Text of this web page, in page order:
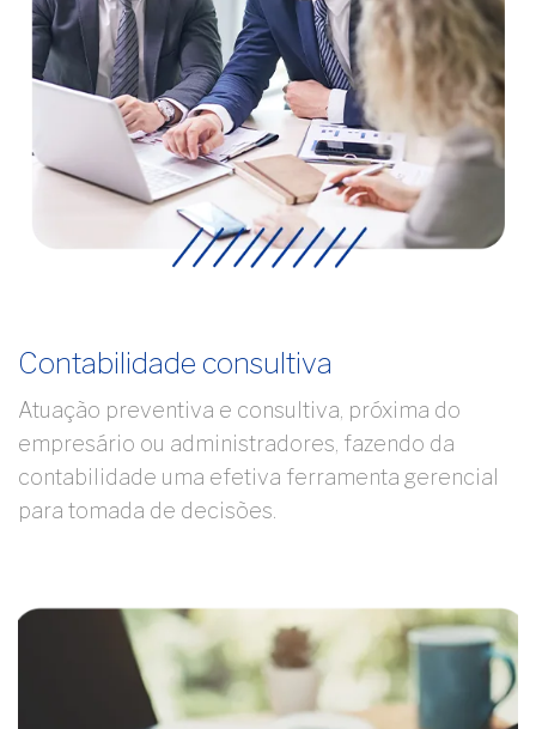
Contabilidade consultiva
Atuação preventiva e consultiva, próxima do
empresário ou administradores, fazendo da
contabilidade uma efetiva ferramenta gerencial
para tomada de decisões.